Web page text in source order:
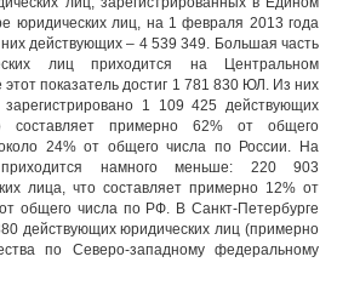
юридических лиц, на 1 февраля 2013 года
действующих – 4 539 349. Большая часть
лиц приходится на Центральном
этот показатель достиг 1 781 830 ЮЛ. Из них
1 109 425 действующих
составляет примерно 62% от общего
24% от общего числа по России. На
приходится намного меньше: 220 903
лица, что составляет примерно 12% от
общего числа по РФ. В Санкт-Петербурге
действующих юридических лиц (примерно
по Северо-западному федеральному